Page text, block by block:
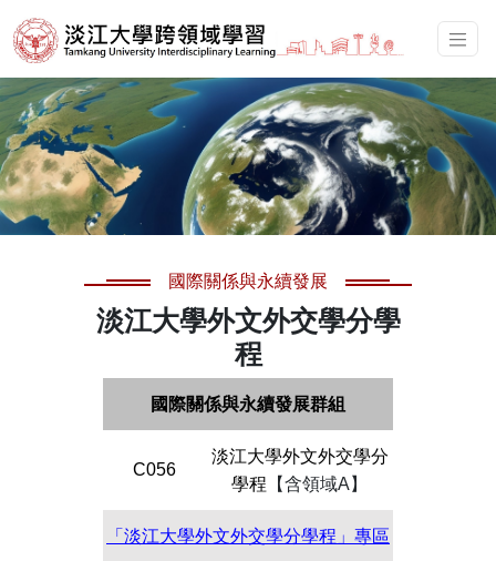
國際關係與永續發展
淡江大學外文外交學分學
程
國際關係與永續發展群組
C056
淡江大學外文外交學分
學程 【含領域A】
「淡江大學外文外交學分學程」專區